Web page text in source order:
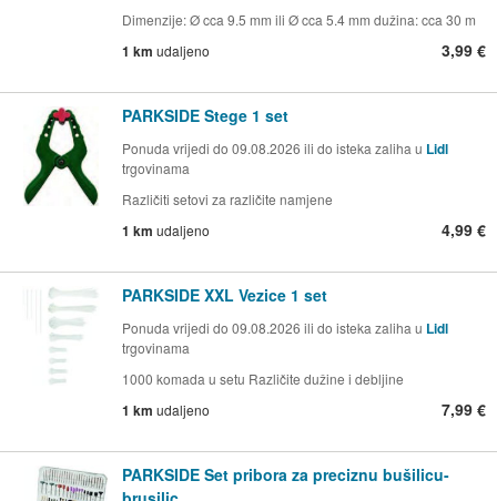
Dimenzije: Ø cca 9.5 mm ili Ø cca 5.4 mm dužina: cca 30 m
1 km udaljeno 3,99 €
PARKSIDE Stege 1 set
Ponuda vrijedi do 09.08.2026 ili do isteka zaliha u Lidl
trgovinama
Različiti setovi za različite namjene
1 km udaljeno 4,99 €
PARKSIDE XXL Vezice 1 set
Ponuda vrijedi do 09.08.2026 ili do isteka zaliha u Lidl
trgovinama
1000 komada u setu Različite dužine i debljine
1 km udaljeno 7,99 €
PARKSIDE Set pribora za preciznu bušilicu-